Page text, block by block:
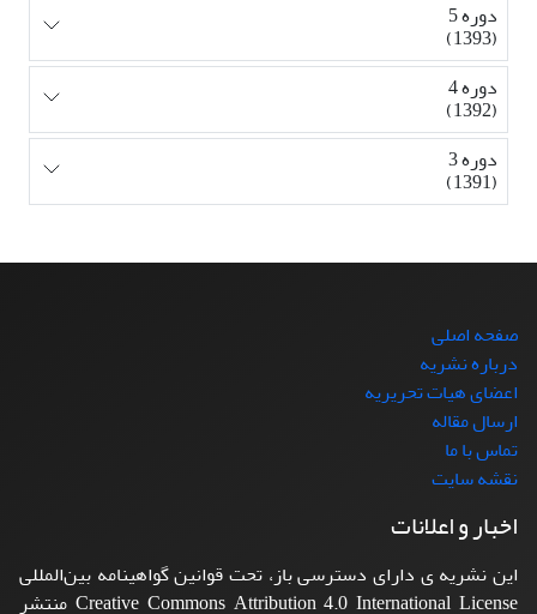
دوره 5
(1393)
دوره 4
(1392)
دوره 3
(1391)
صفحه اصلی
درباره نشریه
اعضای هیات تحریریه
ارسال مقاله
تماس با ما
نقشه سایت
اخبار و اعلانات
این نشریه ی دارای دسترسی باز، تحت قوانین گواهینامه بین‌المللی
Creative Commons Attribution 4.0 International License منتشر